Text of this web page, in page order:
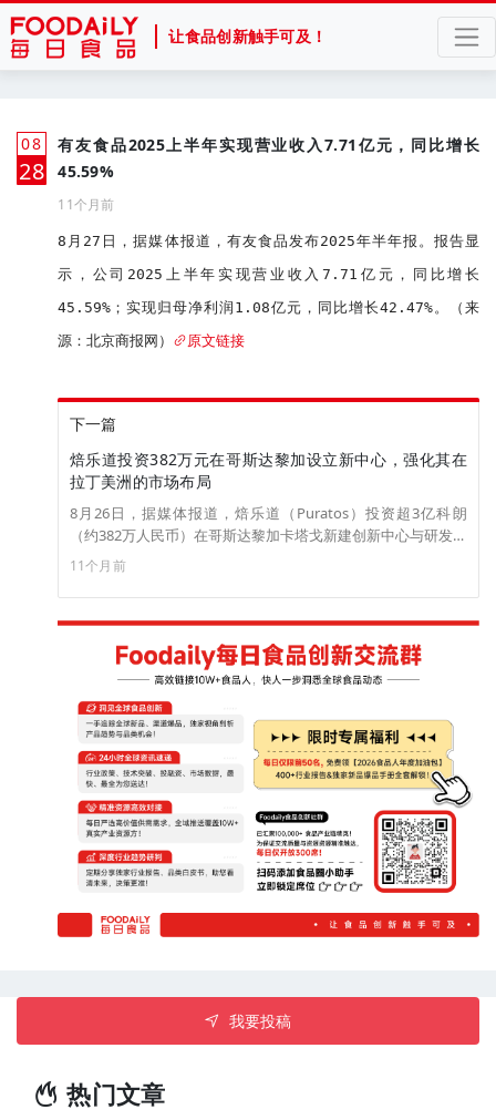
让食品创新触手可及！
08
月
28
有友食品2025上半年实现营业收入7.71亿元，同比增长
45.59%
11个月前
8月27日，据媒体报道，有友食品发布2025年半年报。报告显
示，公司2025上半年实现营业收入7.71亿元，同比增长
45.59%；实现归母净利润1.08亿元，同比增长42.47%。（来
源：北京商报网）
原文链接
下一篇
焙乐道投资382万元在哥斯达黎加设立新中心，强化其在
拉丁美洲的市场布局
8月26日，据媒体报道，焙乐道（Puratos）投资超3亿科朗
（约382万人民币）在哥斯达黎加卡塔戈新建创新中心与研发实
验室，强化其在拉丁美洲的市场布局。该中心由创新中心与研
发实验室两部分组成，聚焦产品开发、技术培训及本地化配方
研究，预计每月服务超200名客户。此举旨在推动中美洲及加勒
比地区食品创新，兼顾可持续发展与社区影响，并计划于2026
年启动二期扩建，以进一步增强区域竞争力和促进本地经济增
长。（来源：FOODBEV）
11个月前
我要投稿
热门文章